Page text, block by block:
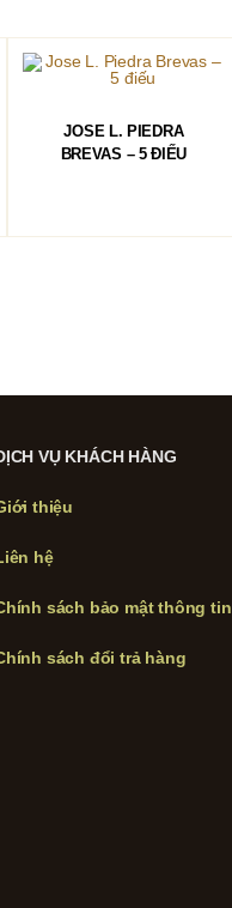
JOSE L. PIEDRA
BREVAS – 5 ĐIẾU
VỤ KHÁCH HÀNG
thiệu
hệ
sách bảo mật thông tin
sách đổi trả hàng